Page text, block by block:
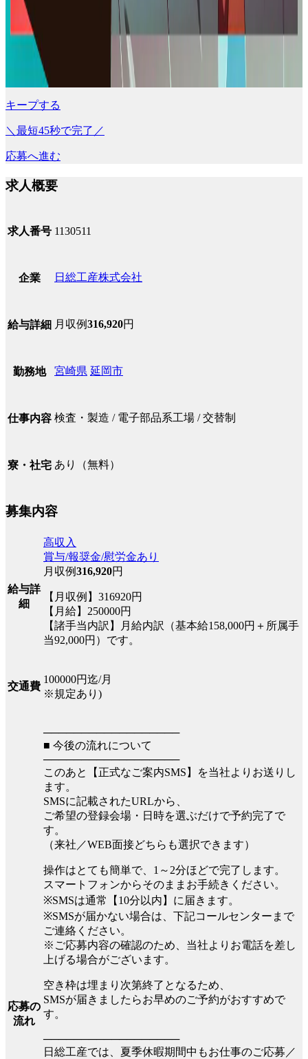
キープする
＼最短45秒で完了／
応募へ進む
求人概要
求人番号 1130511
企業 日総工産株式会社
給与詳細 月収例316,920円
勤務地 宮崎県 延岡市
仕事内容 検査・製造 / 電子部品系工場 / 交替制
寮・社宅 あり（無料）
募集内容
給与詳
細
高収入
賞与/報奨金/慰労金あり
月収例316,920円
【月収例】316920円
【月給】250000円
【諸手当内訳】月給内訳（基本給158,000円＋所属手
当92,000円）です。
交通費
100000円迄/月
※規定あり)
応募の
流れ
──────────────────
■ 今後の流れについて
──────────────────
このあと【正式なご案内SMS】を当社よりお送りし
ます。
SMSに記載されたURLから、
ご希望の登録会場・日時を選ぶだけで予約完了で
す。
（来社／WEB面接どちらも選択できます）
操作はとても簡単で、1～2分ほどで完了します。
スマートフォンからそのままお手続きください。
※SMSは通常【10分以内】に届きます。
※SMSが届かない場合は、下記コールセンターまで
ご連絡ください。
※ご応募内容の確認のため、当社よりお電話を差し
上げる場合がございます。
空き枠は埋まり次第終了となるため、
SMSが届きましたらお早めのご予約がおすすめで
す。
──────────────────
日総工産では、夏季休暇期間中もお仕事のご応募／